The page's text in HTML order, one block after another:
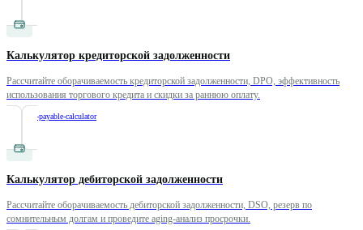
Калькулятор кредиторской задолженности
Рассчитайте оборачиваемость кредиторской задолженности, DPO, эффективность
использования торгового кредита и скидки за раннюю оплату.
accounts-payable-calculator
Калькулятор дебиторской задолженности
Рассчитайте оборачиваемость дебиторской задолженности, DSO, резерв по
сомнительным долгам и проведите aging-анализ просрочки.